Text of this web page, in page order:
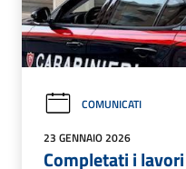
COMUNICATI
23 GENNAIO 2026
Completati i